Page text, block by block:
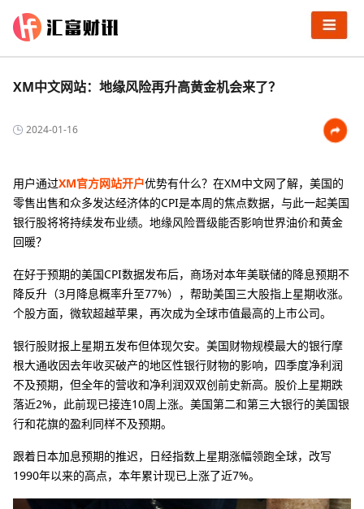
XM中文网站：地缘风险再升高黄金机会来了？
2024-01-16
用户通过XM官方网站开户优势有什么？在XM中文网了解，美国的
零售出售和众多发达经济体的CPI是本周的焦点数据，与此一起美国
银行股将将持续发布业绩。地缘风险晋级能否影响世界油价和黄金
回暖？
在好于预期的美国CPI数据发布后，商场对本年美联储的降息预期不
降反升（3月降息概率升至77%），帮助美国三大股指上星期收涨。
个股方面，微软超越苹果，再次成为全球市值最高的上市公司。
银行股财报上星期五发布但体现欠安。美国财物规模最大的银行摩
根大通收因去年收买破产的地区性银行财物的影响，四季度净利润
不及预期，但全年的营收和净利润双双创前史新高。股价上星期跌
落近2%，此前现已接连10周上涨。美国第二和第三大银行的美国银
行和花旗的盈利同样不及预期。
跟着日本加息预期的推迟，日经指数上星期涨幅领跑全球，改写
1990年以来的高点，本年累计现已上涨了近7%。